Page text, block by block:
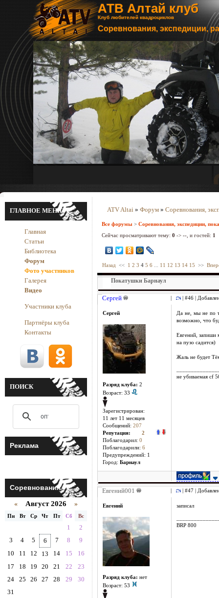
АТВ Алтай клуб
Клуб любителей квадроциклов
Соревнования, экспедиции,
ГЛАВНОЕ МЕНЮ
Главная
Статьи
Библиотека
Форум
Фото участников
Галерея
Видео
Участники клуба
Партнёры клуба
Контакты
ПОИСК
Реклама
Соревнования
« Август 2026 »
Пн Вт Ср Чт Пт Сб Вс
1
2
3
4 5 6 7 8
9
10
11 12 13 14 15
16
17
18 19 20 21 22
23
24
25 26 27 28 29
30
31
ATV Altai » Форум » Соревнования,
Все форумы > Соревнования, экспедиции,
Сейчас просматривают тему: 0 -> -- , и гостей: 1
Назад << 1 2 3 4 5 6 11 12 13 14 15 >>
Покатушки Барнаул
Сергей | #46 |
Сергей
Разряд клуба: 2
Возраст: 33
Зарегистрирован:
11 лет 11 месяцев
Сообщений: 207
Репутация: 2
Поблагодарил: 0
Поблагодарили: 6
Предупреждений: 1
Город: Барнаул
Да не, мы не по
возможно, что
Евгений, запиши
на пузо садится)
Жаль не будет
не убиваемая cf
Евгений001 | #47 |
Евгений
Разряд клуба: нет
Возраст: 53
записал
BRP 800